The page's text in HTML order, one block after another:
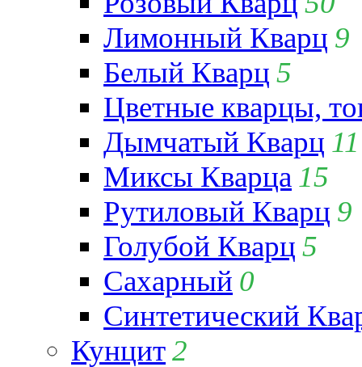
Лимонный Кварц 9
Белый Кварц 5
Цветные кварцы,
Дымчатый Кварц 11
Миксы Кварца 15
Рутиловый Кварц 9
Голубой Кварц 5
Сахарный 0
Синтетический
Кунцит2